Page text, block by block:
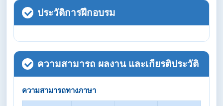
ประวัติการฝึกอบรม
ความสามารถ ผลงาน และเกียรติประวัติ
ความสามารถทางภาษา